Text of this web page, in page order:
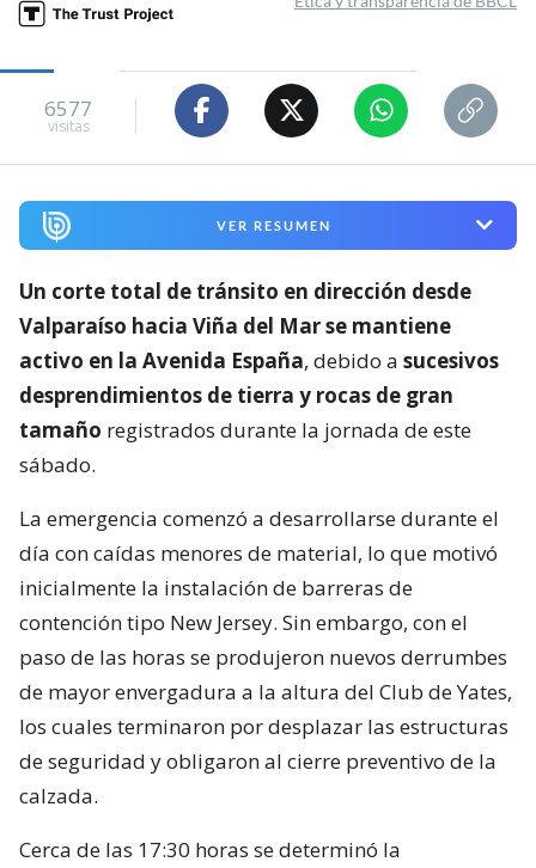
6577
visitas
VER RESUMEN
Un corte total de tránsito en dirección desde
Valparaíso hacia Viña del Mar se mantiene
activo en la Avenida España, debido a sucesivos
desprendimientos de tierra y rocas de gran
tamaño registrados durante la jornada de este
sábado.
La emergencia comenzó a desarrollarse durante el
día con caídas menores de material, lo que motivó
inicialmente la instalación de barreras de
contención tipo New Jersey. Sin embargo, con el
paso de las horas se produjeron nuevos derrumbes
de mayor envergadura a la altura del Club de Yates,
los cuales terminaron por desplazar las estructuras
de seguridad y obligaron al cierre preventivo de la
calzada.
Cerca de las 17:30 horas se determinó la